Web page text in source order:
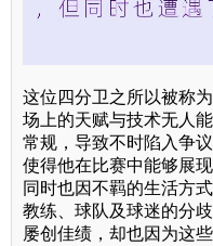
这位四分卫之所以被称
场上的天赋与技术无人
常规，导致不时陷入争
使得他在比赛中能够展
同时也因不羁的生活方
教练、球队及球迷的分
屡创佳绩，却也因为这